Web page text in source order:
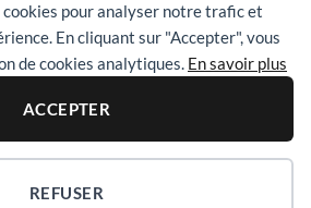
cookies pour analyser notre trafic et
En cliquant sur "Accepter", vous
de cookies analytiques. En savoir plus
ACCEPTER
REFUSER
clics